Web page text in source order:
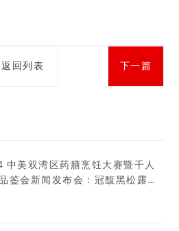
返回列表 下一篇
中美双湾区药膳烹饪大赛暨千人
鉴会新闻发布会：冠馥黑松露开